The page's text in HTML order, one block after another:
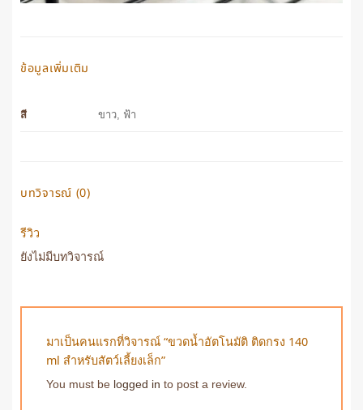
ข้อมูลเพิ่มเติม
สี ขาว, ฟ้า
บทวิจารณ์ (0)
รีวิว
ยังไม่มีบทวิจารณ์
มาเป็นคนแรกที่วิจารณ์ “ขวดน้ำอัตโนมัติ ติดกรง 140
ml สำหรับสัตว์เลี้ยงเล็ก”
You must be logged in to post a review.